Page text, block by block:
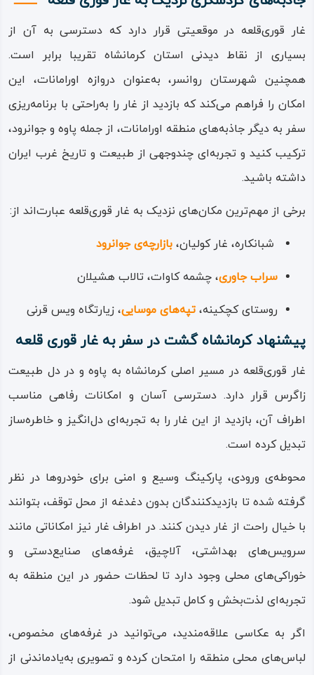
منحصربه‌فردی از آبزیان کوچک و نادر را حفظ کرده است.
در جریان آماده‌سازی و بررسی‌های اولیه‌ی دهانه‌ی غار، آثاری از
با نقش کبک، پرندگان شکاری و درنا، تکه‌هایی از سفال و پانزده
سکه‌ی ساسانی که به دوران پادشاهی یزدگرد سوم تعلق داشت.
بر روی برخی از این ظروف، نوشته‌هایی به خط پهلوی (فارسی
منطقه‌ی اطراف غار قوری‌قلعه از دوران پارینه‌سنگی محل زندگی
انسان‌ها بوده و قدمت سکونت در آن به بیش از دوازده‌هزار
بازدید از غار قوری‌قلعه تجربه‌ای میان شگفتی و هیجان را به
متر شامل تالار مریم و تالار کوهان شتر است. در این بخش،
قندیل‌های بلورین و حوضچه‌های زلال، مناظری ویژه پدید آورده‌اند.
تالار مریم با قندیل‌هایی به شکل تابلویی از حضرت مریم شناخته
می‌شود و در تالار کوهان شتر، اشکال طبیعی سنگ‌ها شبیه
حیوانات و سازه‌های عجیب به نظر می‌رسند.
فاز دوم غار بیش از هزار متر ادامه دارد و تالارهای عروس،
بتهوون و نماز را در بر می‌گیرد. تالار عروس با قندیل‌های سفید و
کریستالی‌اش درخشان‌ترین بخش غار است؛ بلورهایی که تا ۱۳
متر ارتفاع دارند و سقف تالار را همچون چلچراغی طبیعی
آراسته‌اند. در تالار بتهوون، صدای قطره‌های آب هنگام برخورد با
سنگ‌ها، آوایی موزون و دلنشین ایجاد می‌کند؛ ویژگی‌ای که علت
نام‌گذاری این بخش از غار به شمار می‌رود. در انتهای مسیر، تالار
نماز با سکوتی سنگین و فضایی مرموز به تونلی تاریک و آبی‌رنگ،
غار قوری‌قلعه در موقعیتی قرار دارد که دسترسی به آن از
بسیاری از نقاط دیدنی استان کرمانشاه تقریبا برابر است.
همچنین شهرستان روانسر، به‌عنوان دروازه اورامانات، این
امکان را فراهم می‌کند که بازدید از غار را به‌راحتی با برنامه‌ریزی
سفر به دیگر جاذبه‌های منطقه اورامانات، از جمله پاوه و جوانرود،
ترکیب کنید و تجربه‌ای چندوجهی از طبیعت و تاریخ غرب ایران
داشته باشید.
برخی از مهم‌ترین مکان‌های نزدیک به غار قوری‌قلعه عبارت‌اند از:
شبانکاره، غار کولیان، بازارچه‌ی جوانرود
سراب جاوری، چشمه کاوات، تالاب هشیلان
روستای کچکینه،تپه‌های موسایی، زیارتگاه ویس قرنی
پیشنهاد کرمانشاه گشت در سفر به غار قوری قلعه
غار قوری‌قلعه در مسیر اصلی کرمانشاه به پاوه و در دل طبیعت
زاگرس قرار دارد. دسترسی آسان و امکانات رفاهی مناسب
اطراف آن، بازدید از این غار را به تجربه‌ای دل‌انگیز و خاطره‌ساز
تبدیل کرده است.
محوطه‌ی ورودی، پارکینگ وسیع و امنی برای خودروها در نظر
گرفته شده تا بازدیدکنندگان بدون دغدغه از محل توقف، بتوانند
با خیال راحت از غار دیدن کنند. در اطراف غار نیز امکاناتی مانند
سرویس‌های بهداشتی، آلاچیق، غرفه‌های صنایع‌دستی و
خوراکی‌های محلی وجود دارد تا لحظات حضور در این منطقه به
تجربه‌ای لذت‌بخش و کامل تبدیل شود.
اگر به عکاسی علاقه‌مندید، می‌توانید در غرفه‌های مخصوص،
لباس‌های محلی منطقه را امتحان کرده و تصویری به‌یادماندنی از